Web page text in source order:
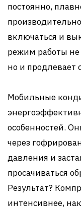
постоянно,
включаться и
режим работы
но и продлевает
Мобильные
особенностей.
через
давления и
просачиваться
Результат?
интенсивнее,